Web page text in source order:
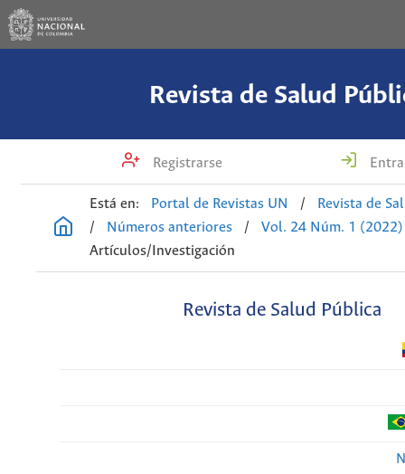
Revista de Salud
Registrarse
Está en: Portal de Revistas UN /
Revista de
/
Números anteriores /
Vol. 24 Núm. 1 (2022)
Artículos/Investigación
Revista de Salud Pública